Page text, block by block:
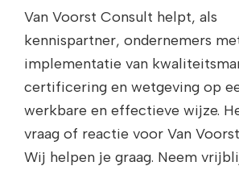
Van Voorst Consult helpt, als
kennispartner, ondernemers
implementatie van
certificering en wetgeving op
werkbare en effectieve wijze.
vraag of reactie voor Van
Wij helpen je graag. Neem